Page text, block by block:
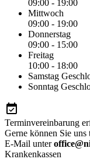
09:00 - 19:00
Mittwoch
09:00 - 19:00
Donnerstag
09:00 - 15:00
Freitag
10:00 - 18:00
Samstag
Sonntag
Terminvereinbarung
Gerne können Sie
E-Mail unter
Krankenkassen